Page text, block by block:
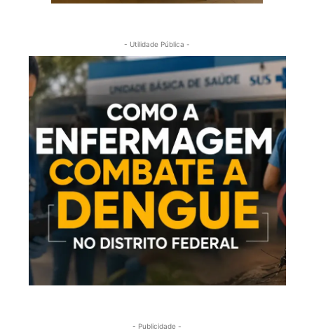
- Utilidade Pública -
- Publicidade -